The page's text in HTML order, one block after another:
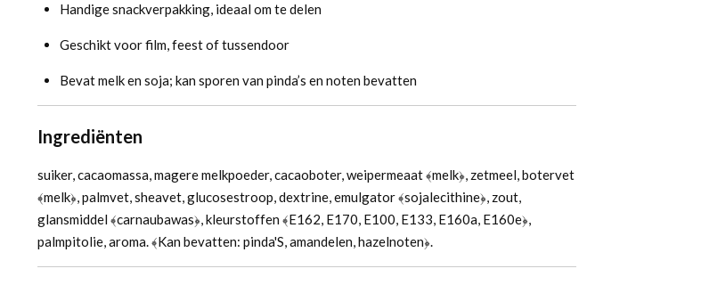
Handige snackverpakking, ideaal om te delen
Geschikt voor film, feest of tussendoor
Bevat melk en soja; kan sporen van pinda’s en noten bevatten
Ingrediënten
suiker, cacaomassa, magere melkpoeder, cacaoboter, weipermeaat ﴾melk﴿, zetmeel, botervet
﴾melk﴿, palmvet, sheavet, glucosestroop, dextrine, emulgator ﴾sojalecithine﴿, zout,
glansmiddel ﴾carnaubawas﴿, kleurstoffen ﴾E162, E170, E100, E133, E160a, E160e﴿,
palmpitolie, aroma. ﴾Kan bevatten: pinda'S, amandelen, hazelnoten﴿.